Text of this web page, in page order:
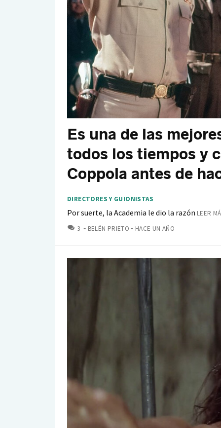
Es una de las
todos los tiempos y
Coppola antes de
DIRECTORES Y GUIONISTAS
Por suerte, la Academia le dio la razón LEER
3 COMENTARIOS
BELÉN PRIETO HACE UN AÑO